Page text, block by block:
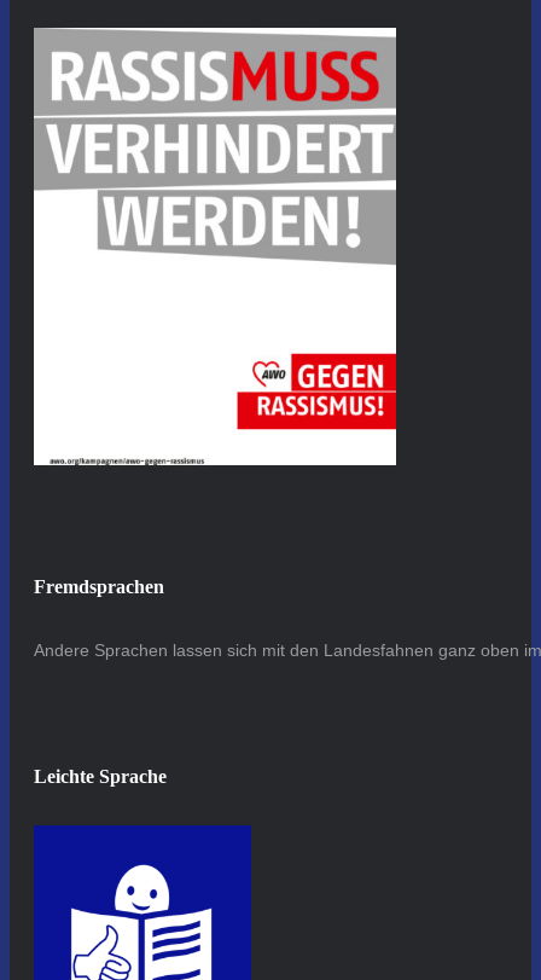
Fremdsprachen
Andere Sprachen lassen sich mit den Landesfahnen ganz oben
Leichte Sprache